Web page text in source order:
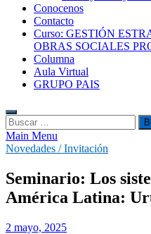
Conocenos
Contacto
Curso: GESTIÓN
OBRAS SOCIALES
Columna
Aula Virtual
GRUPO PAIS
Buscar:
Main Menu
Novedades / Invitación
Seminario: Los
América Latina:
2 mayo, 2025